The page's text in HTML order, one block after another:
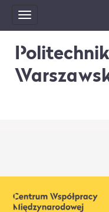
Toggle
navigation